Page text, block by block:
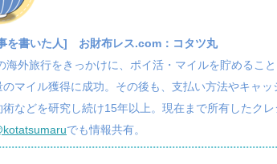
を書いた人] お財布レス.com：コタツ丸
海外旅行をきっかけに、ポイ活・マイルを貯めるこ
のマイル獲得に成功。その後も、支払い方法やキャ
術などを研究し続け15年以上。現在まで所有したク
でも情報共有。